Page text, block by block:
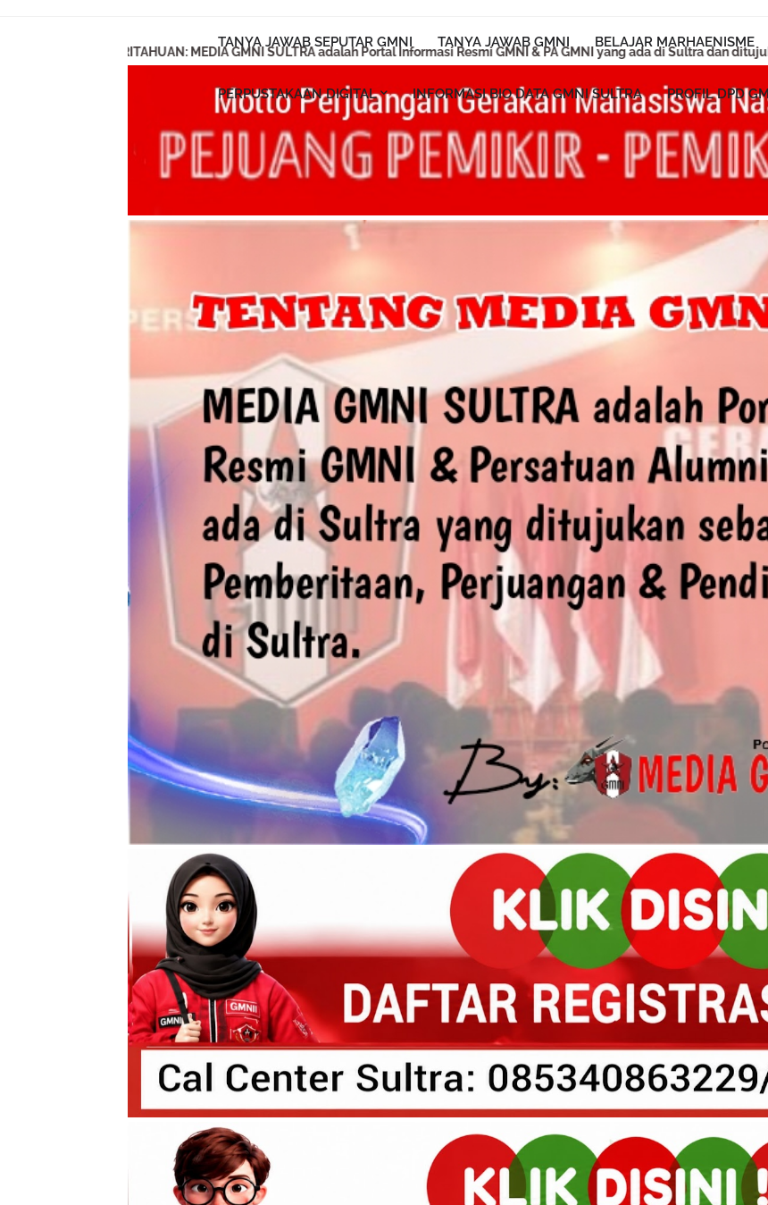
TANYA JAWAB SEPUTAR GMNI TANYA JAWAB GMNI BELAJAR MARHAENISME
PERPUSTAKAAN DIGITAL INFORMASI BIO DATA GMNI SULTRA PROFIL DPD
MEDIA GMNI SULTRA adalah Portal Informasi Resmi GMNI & PA GMNI yang ada di Sultra dan ditujukan sebagai Media